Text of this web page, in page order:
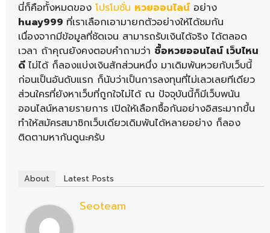
นี่ก็คือทั้งหมดของ โปรโมชั่น หวยออนไลน์อย่าง
huay999 ที่เราเลือกเอามายกตัวอย่างให้ได้ชมกัน
เนื่องจากมีข้อมูลที่ชัดเจน สามารถรับเงินได้จริง ได้ตลอด
เวลา ถ้าคุณยังคงตอบคำถามว่า ซื้อหวยออนไลน์ เว็บไหน
ดี ไม่ได้ ก็ลองแบ่งเงินสักส่วนหนึ่ง มาเดิมพันหวยกับเว็บนี้
ก่อนเป็นอันดับแรก ก็นับว่าเป็นการลงทุนที่ไม่เลวเลยทีเดียว
ส่วนใครที่ยังหาเว็บที่ถูกใจไม่ได้ ณ ปัจจุบันนี้ก็มีเว็บพนัน
ออนไลน์หลายรายการ เปิดให้เลือกซื้อกันอย่างอิสระมากขึ้น
ทำให้สมัครสมาชิกเว็บเดียวเดิมพันได้หลายอย่าง ก็ลอง
ติดตามหากันดูนะครับ
About Latest Posts
Seoteam